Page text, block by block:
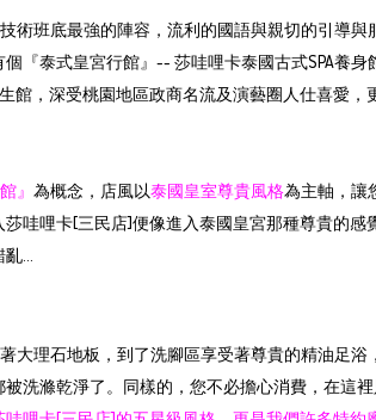
班底最強的陣容，流利的國語與親切的引導與
『泰式皇宮行館』-- 莎哇哩卡泰國古式SPA養身
館，深受桃園地區政商名流及演藝圈人仕喜愛，
』 為概念，店風以泰國皇室尊貴風格為主軸，讓
哇哩卡[三民店]便像進入泰國皇宮那種尊貴的感
…
大理石地板，到了洗腳區享受著尊貴的精油足浴
洗滌乾淨了。同樣的，您不必擔心消費，在這